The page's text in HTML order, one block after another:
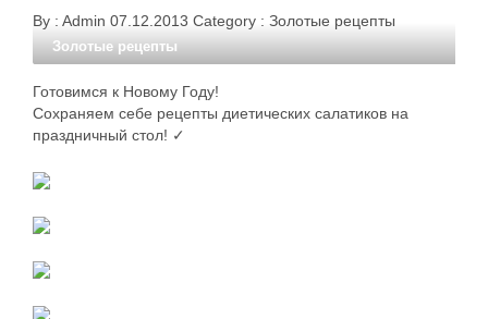
By : Admin 07.12.2013 Category : Золотые рецепты
Золотые рецепты
Готовимся к Новому Году!
Сохраняем себе рецепты диетических салатиков на
праздничный стол! ✓